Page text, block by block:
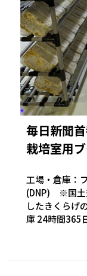
毎日新聞
栽培室用
工場・倉庫：
(DNP) ※国土
したきくらげ
庫 24時間365